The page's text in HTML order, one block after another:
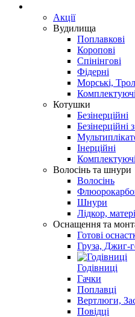
Акції
Вудилища
Поплавкові
Коропові
Спінінгові
Фідерні
Морські,
Комплектуючі
Котушки
Безінерційні
Безінерційні
Інерційні
Волосінь та шнури
Волосінь
Шнури
Лідкор,
Оснащення та
Готові
Груза, Джиг-
Годівниці
Гачки
Поплавці
Вертлюги,
Повідці